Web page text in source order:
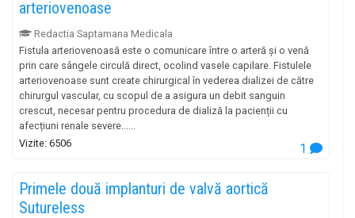
arteriovenoase
Redactia Saptamana Medicala
Fistula arteriovenoasă este o comunicare între o arteră și o venă
prin care sângele circulă direct, ocolind vasele capilare. Fistulele
arteriovenoase sunt create chirurgical în vederea dializei de către
chirurgul vascular, cu scopul de a asigura un debit sanguin
crescut, necesar pentru procedura de dializă la pacienții cu
afecțiuni renale severe......
1
Vizite: 6506
Primele două implanturi de valvă aortică
Sutureless